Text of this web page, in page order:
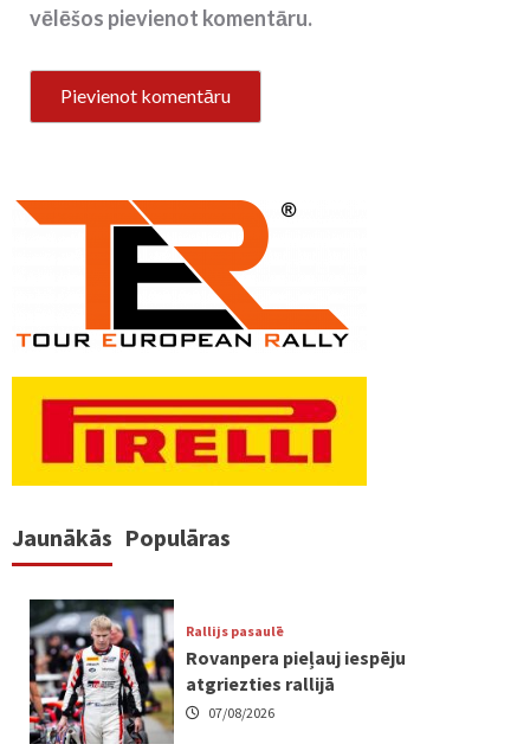
vēlēšos pievienot komentāru.
Jaunākās Populāras
Rallijs pasaulē
Rovanpera pieļauj iespēju
atgriezties rallijā
07/08/2026